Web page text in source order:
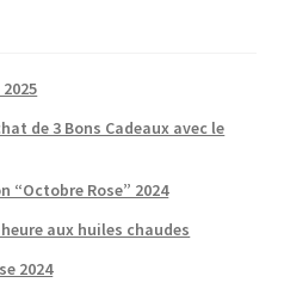
de 3 Bons Cadeaux avec le
“Octobre Rose” 2024
aux huiles chaudes
2024